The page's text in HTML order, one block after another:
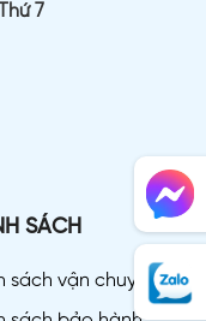
7
SÁCH
sách vận chuyển